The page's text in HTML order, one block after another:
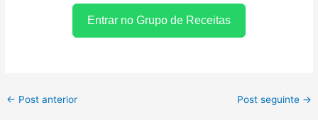
Entrar no Grupo de Receitas
← Post anterior Post seguinte →